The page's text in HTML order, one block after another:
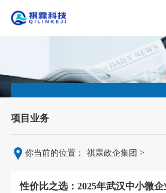
项目业务
你当前的位置： 祺霖政企集团 >
性价比之选：2025年武汉中小微